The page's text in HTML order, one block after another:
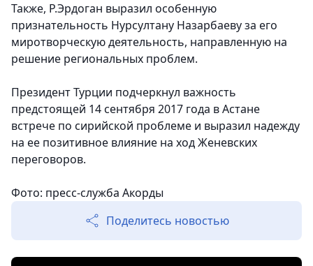
Также, Р.Эрдоган выразил особенную
признательность Нурсултану Назарбаеву за его
миротворческую деятельность, направленную на
решение региональных проблем.
Президент Турции подчеркнул важность
предстоящей 14 сентября 2017 года в Астане
встрече по сирийской проблеме и выразил надежду
на ее позитивное влияние на ход Женевских
переговоров.
Фото: пресс-служба Акорды
Поделитесь новостью